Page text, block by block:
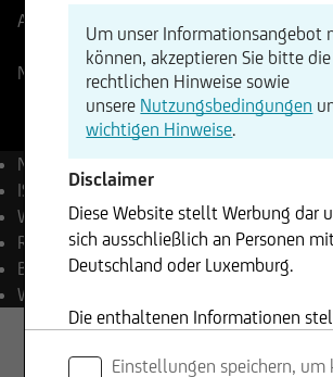
Aktueller Stand
165,68
Änderung
+5,41%+8,96
NYSE
07.08.2026 - 02:04
Name
Corning Inc.
ISIN
US2193501051
WKN
850808
Reuters GLW.N
Bloomberg GLW UN Equity
Währung
Um unser Informationsangebot
können, akzeptieren Sie bitte
rechtlichen Hinweise sowie
unsere Nutzungsbedingungen
wichtigen Hinweise.
Disclaimer
Diese Website stellt Werbung dar
sich ausschließlich an Personen
Deutschland oder Luxemburg.
Die enthaltenen Informationen
Verkauf von Wertpapieren dar
Einstellungen speichern, um